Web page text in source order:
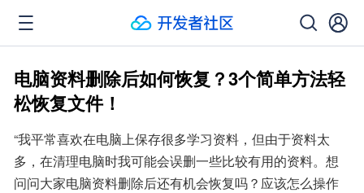
电脑资料删除后如何恢复？3个简单方法轻
松恢复文件！
“我平常喜欢在电脑上保存很多学习资料，但由于资料太
多，在清理电脑时我可能会误删一些比较有用的资料。想
问问大家电脑资料删除后还有机会恢复吗？应该怎么操作